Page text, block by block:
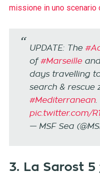
missione in uno scenario
UPDATE: The
of #Marseilleand
days travelling
search & rescue
#Mediterranean.
pic.twitter.com/
— MSF Sea
3. La Sarost